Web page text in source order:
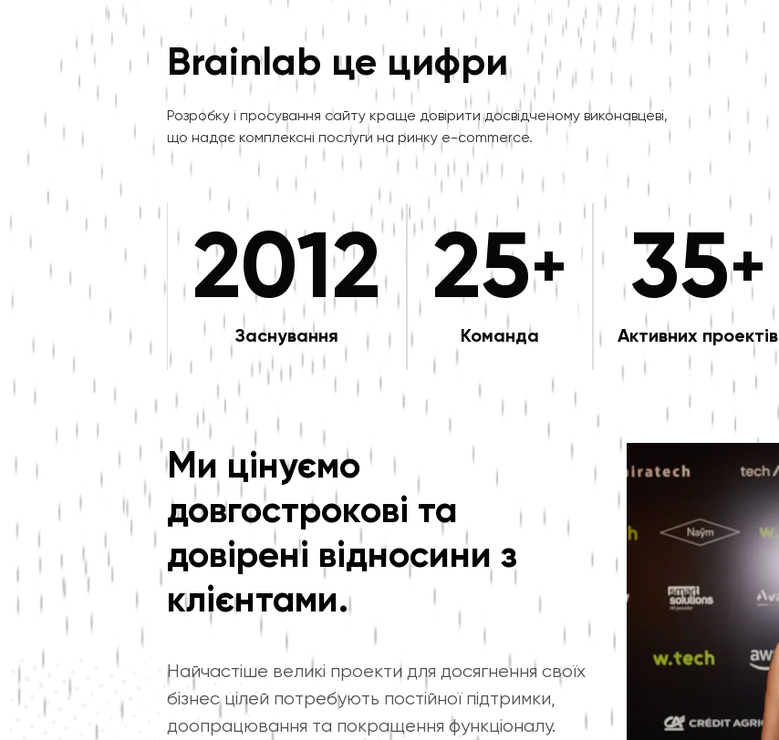
Brainlab це цифри
Розробку і просування сайту краще довірити досвідченому виконавцеві,
що надає комплексні послуги на ринку e-commerce.
2012
Заснування
25+
Команда
35+
Активних проектів
Ми цінуємо
довгострокові та
довірені відносини з
клієнтами.
Найчастіше великі проекти для досягнення своїх
бізнес цілей потребують постійної підтримки,
доопрацювання та покращення функціоналу.